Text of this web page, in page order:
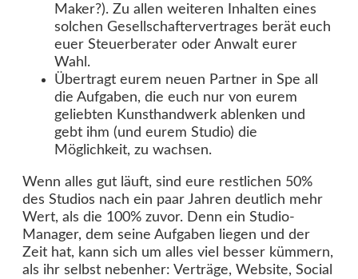
Maker?). Zu allen weiteren Inhalten eines
solchen Gesellschaftervertrages berät euch
euer Steuerberater oder Anwalt eurer
Wahl.
Übertragt eurem neuen Partner in Spe all
die Aufgaben, die euch nur von eurem
geliebten Kunsthandwerk ablenken und
gebt ihm (und eurem Studio) die
Möglichkeit, zu wachsen.
Wenn alles gut läuft, sind eure restlichen 50%
des Studios nach ein paar Jahren deutlich mehr
Wert, als die 100% zuvor. Denn ein Studio-
Manager, dem seine Aufgaben liegen und der
Zeit hat, kann sich um alles viel besser kümmern,
als ihr selbst nebenher: Verträge, Website, Social